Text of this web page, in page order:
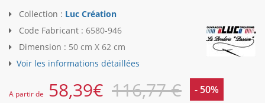
Collection : Luc Création
Code Fabricant : 6580-946
Dimension : 50 cm X 62 cm
Voir les informations détaillées
A partir de 58,39€ 116,77 € - 50%